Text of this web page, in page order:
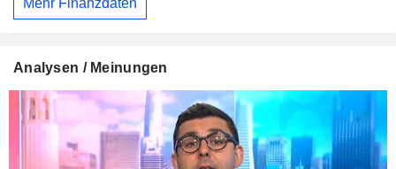
Mehr Finanzdaten
Analysen / Meinungen